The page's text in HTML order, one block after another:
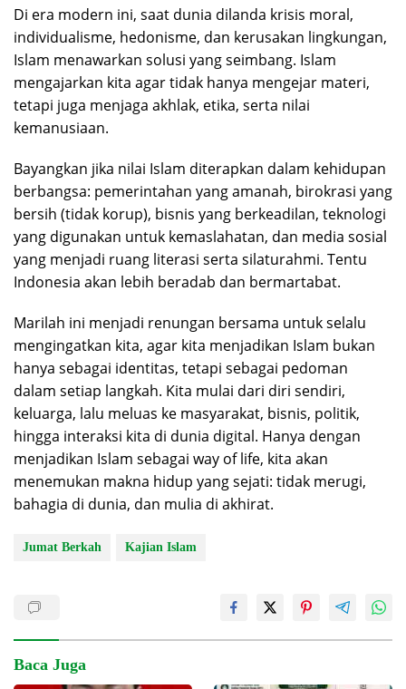
Di era modern ini, saat dunia dilanda krisis moral,
individualisme, hedonisme, dan kerusakan lingkungan,
Islam menawarkan solusi yang seimbang. Islam
mengajarkan kita agar tidak hanya mengejar materi,
tetapi juga menjaga akhlak, etika, serta nilai
kemanusiaan.
Bayangkan jika nilai Islam diterapkan dalam kehidupan
berbangsa: pemerintahan yang amanah, birokrasi yang
bersih (tidak korup), bisnis yang berkeadilan, teknologi
yang digunakan untuk kemaslahatan, dan media sosial
yang menjadi ruang literasi serta silaturahmi. Tentu
Indonesia akan lebih beradab dan bermartabat.
Marilah ini menjadi renungan bersama untuk selalu
mengingatkan kita, agar kita menjadikan Islam bukan
hanya sebagai identitas, tetapi sebagai pedoman
dalam setiap langkah. Kita mulai dari diri sendiri,
keluarga, lalu meluas ke masyarakat, bisnis, politik,
hingga interaksi kita di dunia digital. Hanya dengan
menjadikan Islam sebagai way of life, kita akan
menemukan makna hidup yang sejati: tidak merugi,
bahagia di dunia, dan mulia di akhirat.
Jumat Berkah Kajian Islam
Baca Juga